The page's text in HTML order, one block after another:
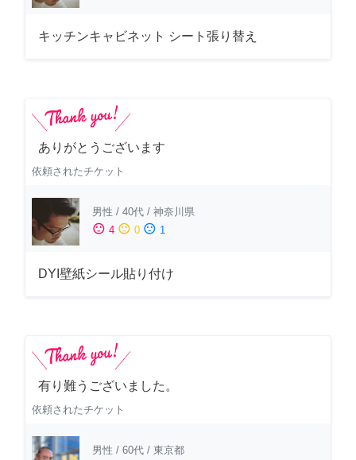
キッチンキャビネット シート張り替え
ありがとうございます
依頼されたチケット
男性 / 40代 / 神奈川県
sentiment_satisfied 4 sentiment_neutral 0 sentiment_dissatisfied 1
DYI壁紙シール貼り付け
有り難うございました。
依頼されたチケット
男性 / 60代 / 東京都